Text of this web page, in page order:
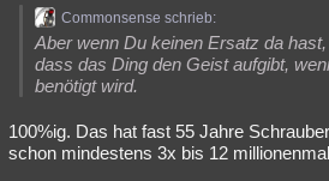
Commonsense schrieb:
Aber wenn Du keinen Ersatz da
dass das Ding den Geist aufgibt,
benötigt wird.
100%ig. Das hat fast 55 Jahre
schon mindestens 3x bis 12